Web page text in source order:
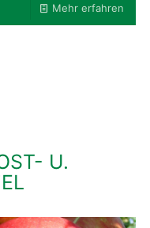
Mehr erfahren
U.